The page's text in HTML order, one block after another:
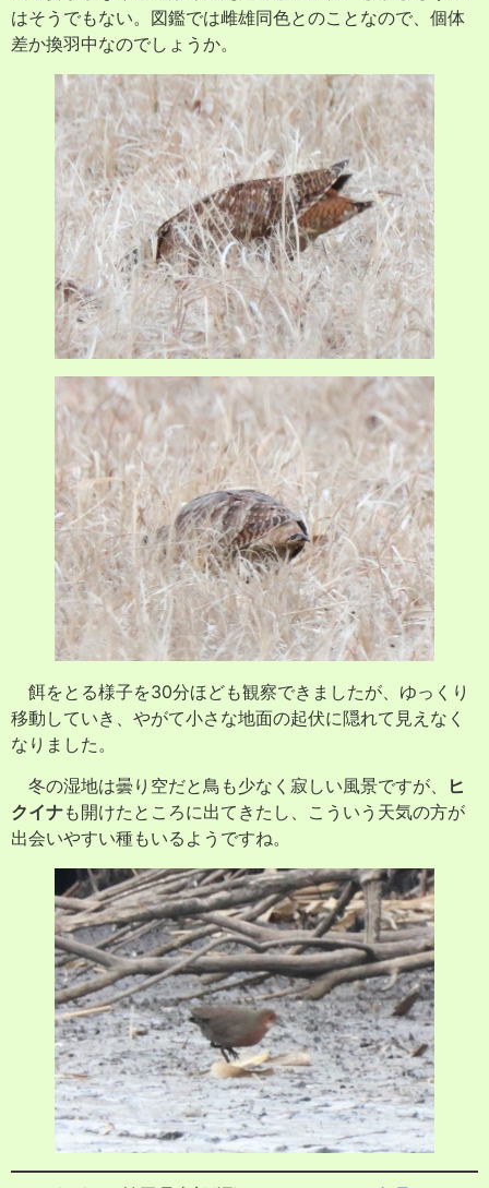
はそうでもない。図鑑では雌雄同色とのことなので、個体
差か換羽中なのでしょうか。
餌をとる様子を30分ほども観察できましたが、ゆっくり
移動していき、やがて小さな地面の起伏に隠れて見えなく
なりました。
冬の湿地は曇り空だと鳥も少なく寂しい風景ですが、
ヒ
クイナも開けたところに出てきたし、こういう天気の方が
出会いやすい種もいるようですね。